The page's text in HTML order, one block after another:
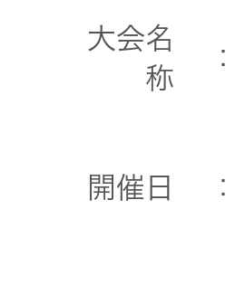
大会名
称
：
開催日 ：